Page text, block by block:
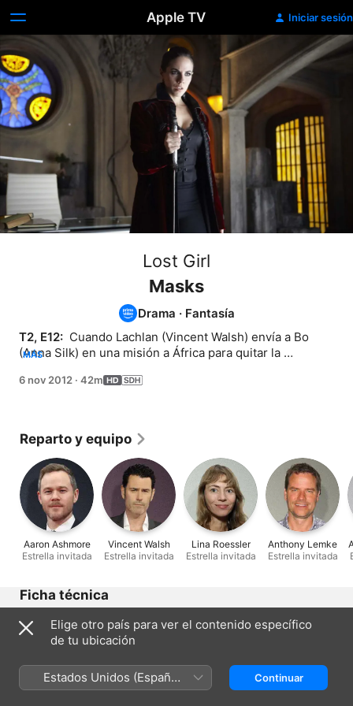
Apple TV Iniciar sesión
Lost Girl
Masks
Drama · Fantasía
T2, E12: Cuando Lachlan (Vincent Walsh) envía a Bo
(Anna Silk) en una misión a África para quitar la
planea utilizar la buena acción de ella para mantener a
infancia mientras planea una fiesta sorpresa para Bo.
MÁS
6 nov 2012 · 42m
Reparto y equipo
Aaron Ashmore
Estrella invitada
Vincent Walsh
Estrella invitada
Lina Roessler
Estrella invitada
Anthony Lemke
Estrella invitada
Ficha técnica
Lanzamiento
2012
42 min
Elige otro país para ver el contenido específico
de tu ubicación
Estados Unidos (Español
México)
Continuar